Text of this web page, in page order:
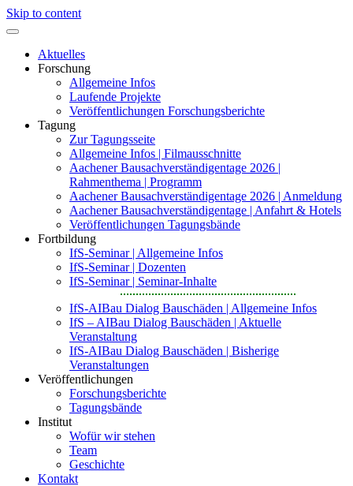
Skip to content
Aktuelles
Forschung
Allgemeine Infos
Laufende Projekte
Veröffentlichungen Forschungsberichte
Tagung
Zur Tagungsseite
Allgemeine Infos | Filmausschnitte
Aachener Bausachverständigentage 2026 |
Rahmenthema | Programm
Aachener Bausachverständigentage 2026 | Anmeldung
Aachener Bausachverständigentage | Anfahrt & Hotels
Veröffentlichungen Tagungsbände
Fortbildung
IfS-Seminar | Allgemeine Infos
IfS-Seminar | Dozenten
IfS-Seminar | Seminar-Inhalte
IfS-AIBau Dialog Bauschäden | Allgemeine Infos
IfS – AIBau Dialog Bauschäden | Aktuelle
Veranstaltung
IfS-AIBau Dialog Bauschäden | Bisherige
Veranstaltungen
Veröffentlichungen
Forschungsberichte
Tagungsbände
Institut
Wofür wir stehen
Team
Geschichte
Kontakt